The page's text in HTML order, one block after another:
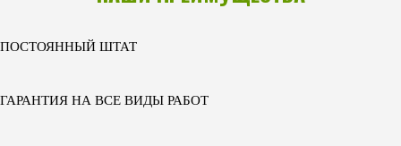
ПОСТОЯННЫЙ ШТАТ
ГАРАНТИЯ НА ВСЕ ВИДЫ РАБОТ